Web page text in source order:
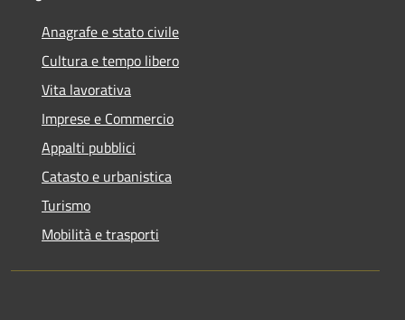
Anagrafe e stato civile
Cultura e tempo libero
Vita lavorativa
Imprese e Commercio
Appalti pubblici
Catasto e urbanistica
Turismo
Mobilità e trasporti